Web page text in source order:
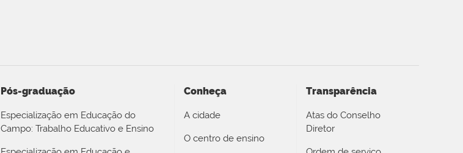
Pós-graduação
Especialização em Educação do
Campo: Trabalho Educativo e Ensino
Conheça
A cidade
O centro de ensino
Transparência
Atas do Conselho
Diretor